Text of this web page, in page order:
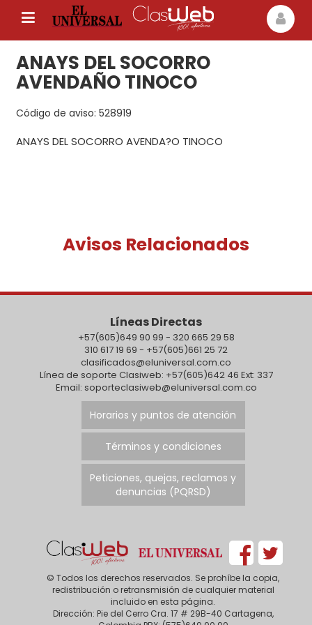
ANAYS DEL SOCORRO
AVENDAÑO TINOCO
Código de aviso: 528919
ANAYS DEL SOCORRO AVENDA?O TINOCO
Avisos Relacionados
Líneas Directas
+57(605)649 90 99 - 320 665 29 58
310 617 19 69 - +57(605)661 25 72
clasificados@eluniversal.com.co
Línea de soporte Clasiweb: +57(605)642 46 Ext: 337
Email: soporteclasiweb@eluniversal.com.co
Horarios y puntos de atención
Términos y condiciones
Peticiones, quejas, reclamos y
denuncias (PQRSD)
© Todos los derechos reservados. Se prohíbe la copia,
redistribución o retransmisión de cualquier material
incluido en esta página.
Dirección: Pie del Cerro Cra. 17 # 29B-40 Cartagena,